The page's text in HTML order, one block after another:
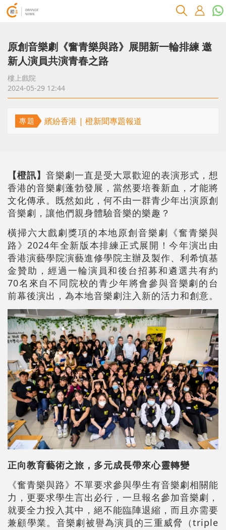
原創音樂劇《奮青樂與路》展開新一輪排練 邀
新人演員共演青春之路
樓上戲院
2024-05-29 12:44
專題 繽紛香港 | 橙新聞專題報道
【橙訊】 音樂劇一直是受大眾歡迎的表演形式，想
香港的音樂劇蓬勃發展，當然要培養新血，才能將
文化傳承。既然如此，何不由一群青少年出演原創
音樂劇，讓他們親身體驗音樂的樂趣？
橫掃六大戲劇獎項的本地原創音樂劇《奮青樂與
路》2024年全新版本排練正式展開！今年演出由
香港演藝學院演藝進修學院主辦及製作、利希慎基
金贊助，經過一輪演員和後台招募和遴選共有約
70名來自不同院校的青少年將會參與音樂劇的台
前幕後演出，為本地音樂劇注入新的活力和創意。
正向教育藝術之旅，多元成長帶來心靈轉變
《奮青樂與路》不單要求參與學生有音樂劇相關能
力，更要求學生言出必行，一旦報名參加音樂劇，
就要全力投入其中，絕不能臨陣退縮，而且亦需要
兼顧學業。音樂劇被譽為演員的三重威脅（triple